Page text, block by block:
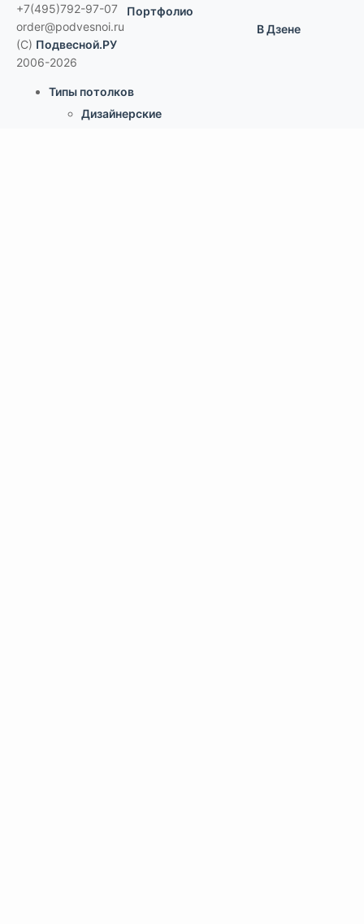
+7(495)792-97-07
order@podvesnoi.ru
(C) Подвесной.РУ
2006-2026
Портфолио
В Дзене
Типы потолков
Дизайнерские